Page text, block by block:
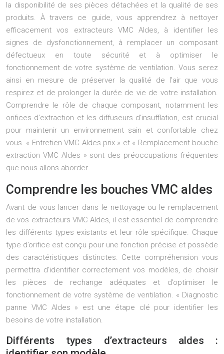
la disponibilité de ses pièces détachées et la qualité de ses
produits. À travers ce guide, vous apprendrez à nettoyer
efficacement vos extracteurs VMC Aldes, à identifier les
signes de dysfonctionnement, à remplacer un composant
défectueux en toute sécurité et à optimiser le
fonctionnement de votre système de ventilation. Vous serez
ainsi en mesure de préserver la qualité de l’air que vous
respirez et de prolonger la durée de vie de votre installation.
Comprendre le rôle de chaque composant, notamment les
orifices d’extraction et les diffuseurs d’insufflation, est crucial
pour maintenir un environnement sain et confortable chez
vous. « Entretien VMC Aldes prix » et « Remplacement bouche
extraction VMC Aldes » sont des préoccupations fréquentes
que nous allons aborder.
Comprendre les bouches VMC aldes
Avant de vous lancer dans le nettoyage ou le remplacement
de vos extracteurs VMC Aldes, il est essentiel de comprendre
les différents types existants et leur rôle spécifique. Chaque
type d’orifice est conçu pour une fonction précise et possède
des caractéristiques distinctes. Cette compréhension vous
permettra d’identifier correctement vos modèles, de choisir
les pièces de rechange adéquates et d’optimiser le
fonctionnement de votre système de ventilation. « Diagnostic
panne VMC Aldes » est une étape clé pour identifier les
besoins de votre installation.
Différents types d’extracteurs aldes :